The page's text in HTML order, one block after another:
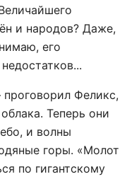
и народов? Даже,
его
Феликс,
Теперь они
и волны
горы. «Молот
по гигантскому